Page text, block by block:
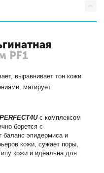
PF1
выравнивает тон кожи
матирует
с комплексом
борется с
баланс эпидермиса и
кожи, сужает поры,
кожи и идеальна для